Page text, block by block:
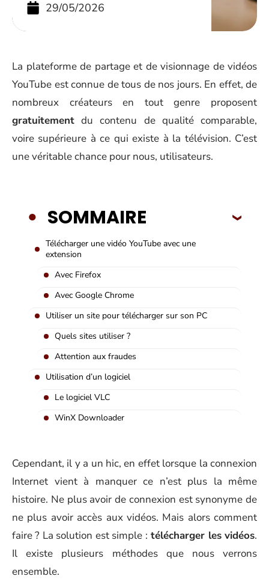
29/05/2026
La plateforme de partage et de visionnage de vidéos
YouTube est connue de tous de nos jours. En effet, de
nombreux créateurs en tout genre proposent
gratuitement du contenu de qualité comparable,
voire supérieure à ce qui existe à la télévision. C’est
une véritable chance pour nous, utilisateurs.
SOMMAIRE
Télécharger une vidéo YouTube avec une
extension
Avec Firefox
Avec Google Chrome
Utiliser un site pour télécharger sur son PC
Quels sites utiliser ?
Attention aux fraudes
Utilisation d’un logiciel
Le logiciel VLC
WinX Downloader
Cependant, il y a un hic, en effet lorsque la connexion
Internet vient à manquer ce n’est plus la même
histoire. Ne plus avoir de connexion est synonyme de
ne plus avoir accès aux vidéos. Mais alors comment
faire ? La solution est simple : télécharger les vidéos.
Il existe plusieurs méthodes que nous verrons
ensemble.